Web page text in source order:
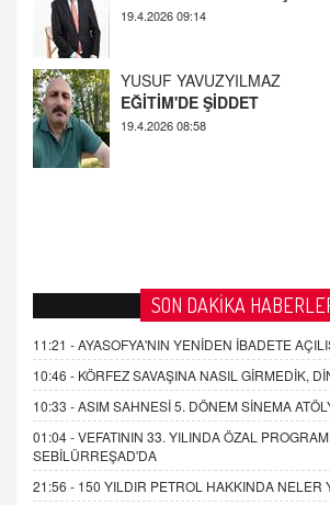
19.4.2026 08:58
AHMED ÇITLAKOĞLU
OKUL SALDIRILARININ
GERÇEK!
SON DAKİKA
11:21 -AYASOFYA'NIN YENİDEN İBADETE
10:46 - KÖRFEZ SAVAŞINA NASIL GİRMEDİK,
10:33 -ASIM SAHNESİ 5. DÖNEM SİNEMA
01:04 -VEFATININ 33. YILINDA ÖZAL
SEBİLÜRREŞAD'DA
21:56 - 150 YILDIR PETROL HAKKINDA NELER